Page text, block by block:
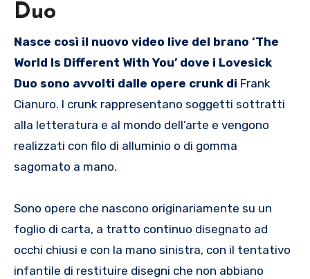
Duo
Nasce così il nuovo video live del brano ‘The
World Is Different With You’ dove i Lovesick
Duo sono avvolti dalle opere crunk di Frank
Cianuro. I crunk rappresentano soggetti sottratti
alla letteratura e al mondo dell’arte e vengono
realizzati con filo di alluminio o di gomma
sagomato a mano.
Sono opere che nascono originariamente su un
foglio di carta, a tratto continuo disegnato ad
occhi chiusi e con la mano sinistra, con il tentativo
infantile di restituire disegni che non abbiano